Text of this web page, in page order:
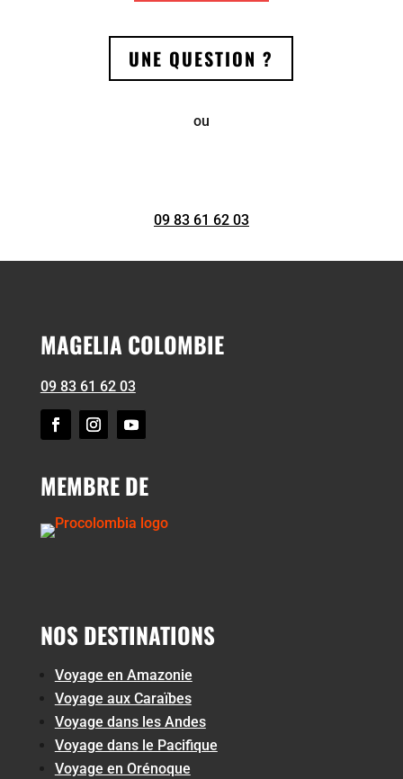
UNE QUESTION ?
ou
09 83 61 62 03
MAGELIA COLOMBIE
09 83 61 62 03
MEMBRE DE
NOS DESTINATIONS
Voyage en Amazonie
Voyage aux Caraïbes
Voyage dans les Andes
Voyage dans le Pacifique
Voyage en Orénoque